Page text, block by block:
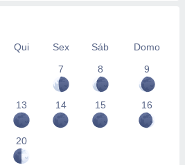
Qui Sex Sáb
Domo
7
8 9
13 14 15 16
20